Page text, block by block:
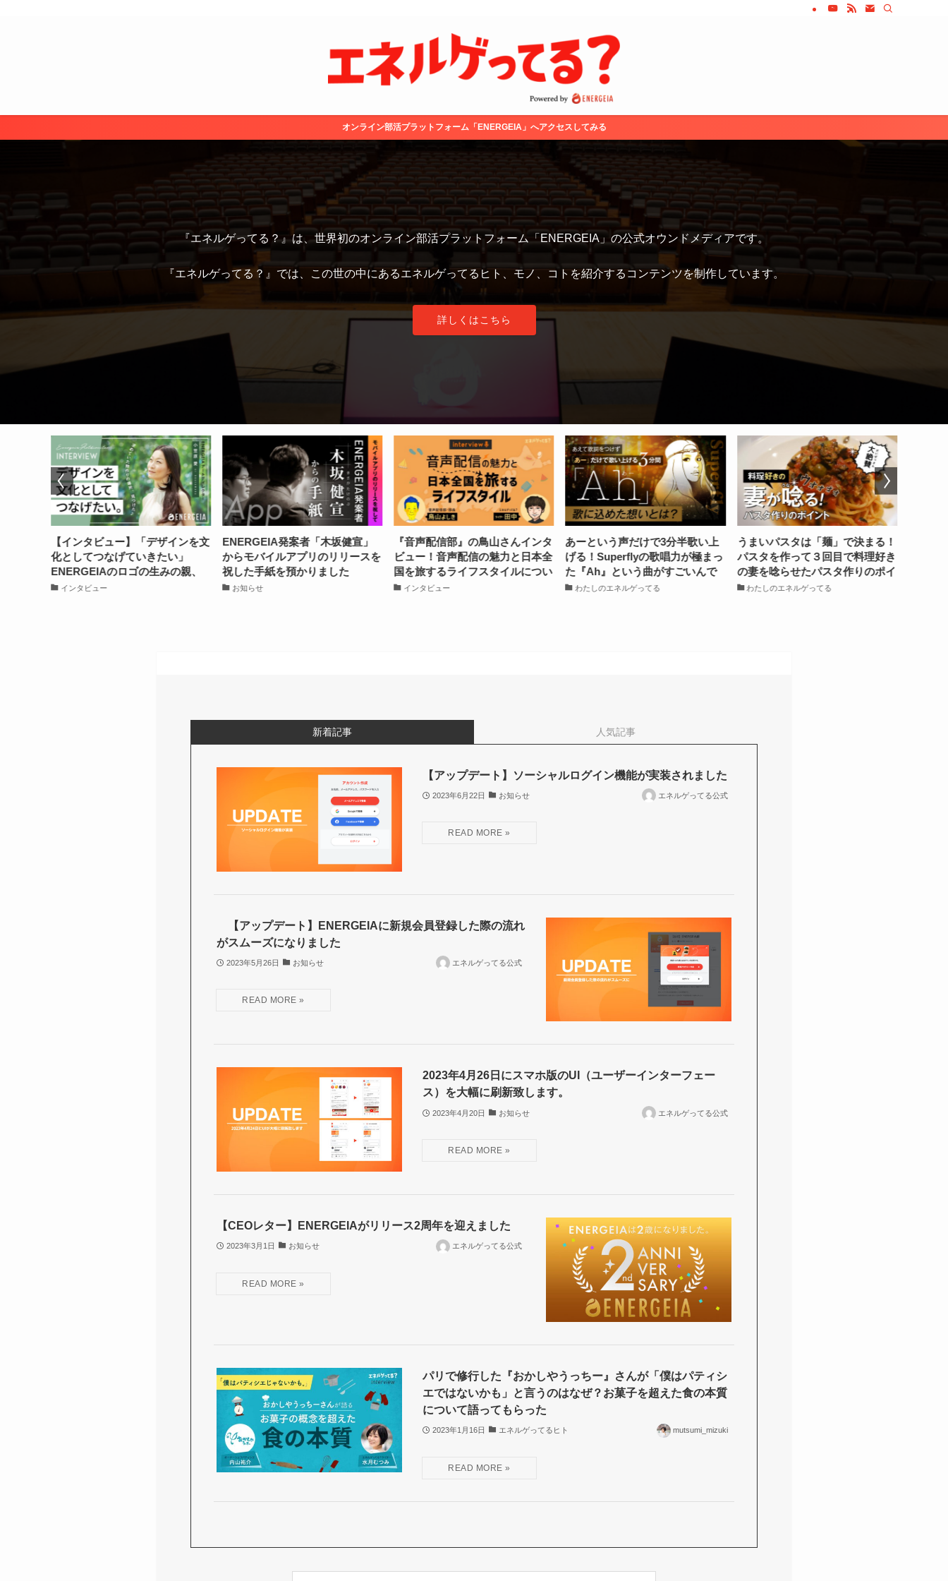
オンライン部活プラットフォーム「ENERGEIA」へアクセスしてみる
『エネルゲってる？』は、世界初のオンライン部活プラットフォーム「ENERGEIA」の公式オウンドメディアです。
『エネルゲってる？』では、この世の中にあるエネルゲってるヒト、モノ、コトを紹介するコンテンツを制作しています。
詳しくはこちら
ENERGEIA発案者「木坂健宣」
からモバイルアプリのリリースを
祝した手紙を預かりました
お知らせ
『音声配信部』の鳥山さんインタ
ビュー！音声配信の魅力と日本全
国を旅するライフスタイルについ
て語ってもらった
インタビュー
あーという声だけで3分半歌い上
げる！Superflyの歌唱力が極まっ
た『Ah』という曲がすごいんで
すわたしのエネルゲってる
うまいパスタは「麺」で決まる！
パスタを作って３回目で料理好き
の妻を唸らせたパスタ作りのポイ
ントわたしのエネルゲってる
TVの嵐で満足しているなんても
ったいない！ファン歴14年のガチ
ヲタが語る本当の『嵐』の楽しみ
方 わたしのエネルゲってる
新着記事 人気記事
【アップデート】ソーシャルログイン機能が実装されました
2023年6月22日 お知らせ エネルゲってる公式
【アップデート】ENERGEIAに新規会員登録した際の流れ
がスムーズになりました
2023年5月26日 お知らせ エネルゲってる公式
2023年4月26日にスマホ版のUI（ユーザーインターフェー
ス）を大幅に刷新致します。
2023年4月20日 お知らせ エネルゲってる公式
【CEOレター】ENERGEIAがリリース2周年を迎えました
2023年3月1日 お知らせ エネルゲってる公式
パリで修行した『おかしやうっちー』さんが「僕はパティシ
エではないかも」と言うのはなぜ？お菓子を超えた食の本質
について語ってもらった
2023年1月16日 エネルゲってるヒト mutsumi_mizuki